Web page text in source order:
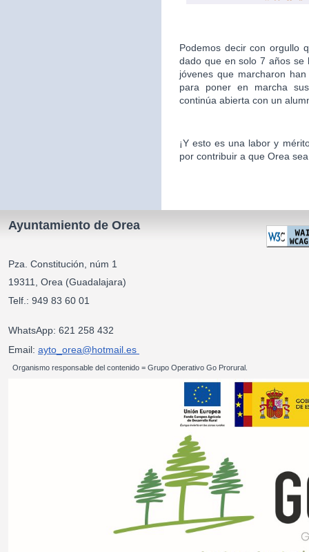
Podemos decir con orgullo
dado que en solo 7 años se
jóvenes que marcharon
para poner en marcha
continúa abierta con un
¡Y esto es una labor y
por contribuir a que Orea
Ayuntamiento de Orea
Pza. Constitución, núm 1
19311, Orea (Guadalajara)
Telf.: 949 83 60 01
WhatsApp: 621 258 432
Email: ayto_orea@hotmail.es
Organismo responsable del contenido = Grupo Operativo Go Prorural.